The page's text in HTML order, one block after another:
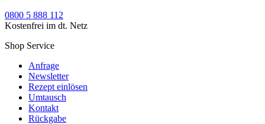
0800 5 888 112
Kostenfrei im dt. Netz
Shop Service
Anfrage
Newsletter
Rezept einlösen
Umtausch
Kontakt
Rückgabe